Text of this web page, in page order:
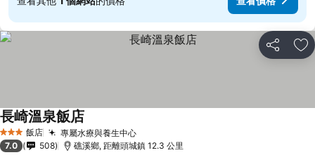
分享 加
3 星級 飯店 專屬水療與養生中心查看價格
長崎溫泉飯店
7.0 508 礁溪鄉, 距離頭城鎮 12.3 公里